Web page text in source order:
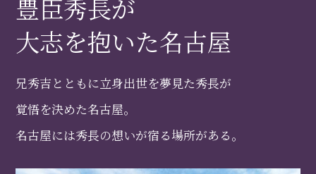
豊臣秀長が
大志を抱いた名古屋
兄秀吉とともに立身出世を夢見た秀長が
覚悟を決めた名古屋。
名古屋には秀長の想いが宿る場所がある。